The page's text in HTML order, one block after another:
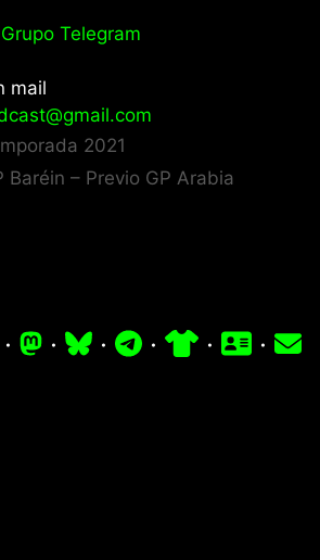
Grupo Telegram
mail
2021
Baréin – Previo GP Arabia
· · · · ·